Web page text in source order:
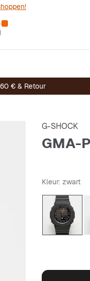
€ & Retour
G-SHOCK
GMA-
Kleur: zwart